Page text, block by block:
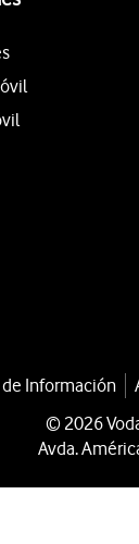
Información
© 2026
Avda.